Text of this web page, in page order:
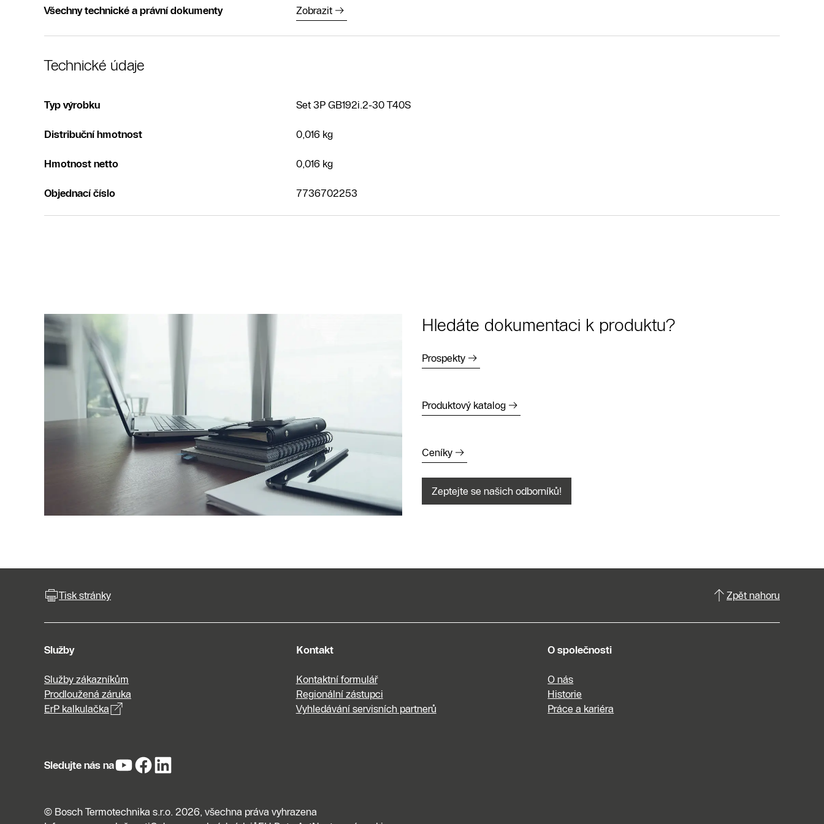
Všechny technické a právní dokumenty Zobrazit
Technické údaje
Typ výrobku Set 3P GB192i.2-30 T40S
Distribuční hmotnost 0,016 kg
Hmotnost netto 0,016 kg
Objednací číslo 7736702253
Hledáte dokumentaci k produktu?
Prospekty
Produktový katalog
Ceníky
Zeptejte se našich odborníků!
Napište
Tisk stránky Zpět nahoru
Služby
Služby zákazníkům
Prodloužená záruka
ErP kalkulačka
Kontakt
Kontaktní formulář
Regionální zástupci
Vyhledávání servisních partnerů
O společnosti
O nás
Historie
Práce a kariéra
Sledujte nás na
© Bosch Termotechnika s.r.o. 2026, všechna práva vyhrazena